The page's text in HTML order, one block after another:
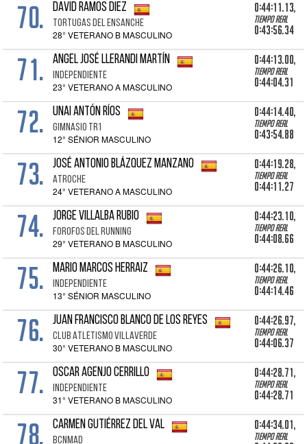
70. DAVID RAMOS DIEZ
TORTUGAS DEL ENSANCHE
28° VETERANO B MASCULINO
0:44:11.13,
Tiempo real
0:43:56.34
71. ANGEL JOSÉ LLERANDI MARTÍN
INDEPENDIENTE
23° VETERANO A MASCULINO
0:44:13.00,
Tiempo real
0:44:04.31
72. UNAI ANTÓN RÍOS
GIMNASIO TR1
12° SÉNIOR MASCULINO
0:44:14.40,
Tiempo real
0:43:54.88
73. JOSÉ ANTONIO BLÁZQUEZ MANZANO
ATROCHE
24° VETERANO A MASCULINO
0:44:19.28,
Tiempo real
0:44:11.27
74. JORGE VILLALBA RUBIO
FOROFOS DEL RUNNING
29° VETERANO B MASCULINO
0:44:23.10,
Tiempo real
0:44:08.66
75. MARIO MARCOS HERRAIZ
INDEPENDIENTE
13° SÉNIOR MASCULINO
0:44:26.10,
Tiempo real
0:44:14.46
76. JUAN FRANCISCO BLANCO DE LOS REYES
CLUB ATLETISMO VILLAVERDE
30° VETERANO B MASCULINO
0:44:26.97,
Tiempo real
0:44:06.37
77. OSCAR AGENJO CERRILLO
INDEPENDIENTE
31° VETERANO B MASCULINO
0:44:28.71,
Tiempo real
0:44:28.71
78. CARMEN GUTIÉRREZ DEL VAL
BCNMAD
0:44:34.01,
Tiempo real